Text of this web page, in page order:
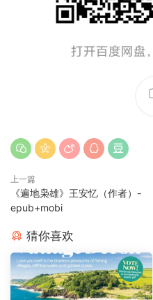
上一篇
《遍地枭雄》王安忆（作者）-
epub+mobi
猜你喜欢